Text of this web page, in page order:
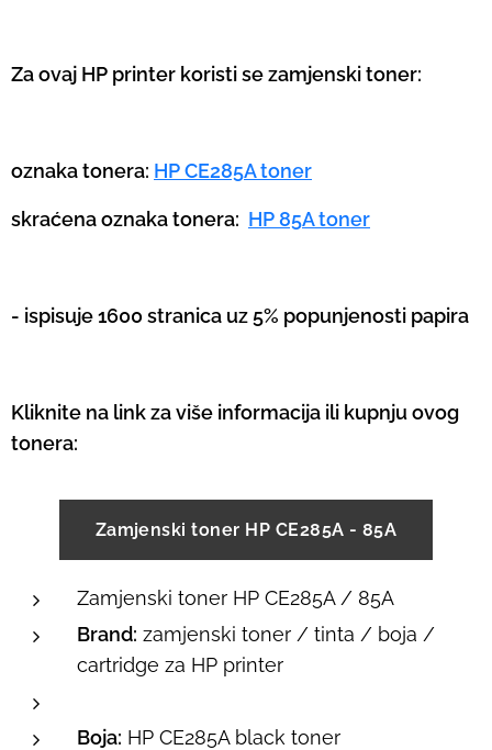
Za ovaj HP printer koristi se zamjenski toner:
oznaka tonera: HP CE285A toner
skraćena oznaka tonera: HP 85A toner
- ispisuje 1600 stranica uz 5% popunjenosti papira
Kliknite na link za više informacija ili kupnju ovog
tonera:
Zamjenski toner HP CE285A - 85A
Zamjenski toner HP CE285A / 85A
Brand: zamjenski toner / tinta / boja /
cartridge za HP printer
Boja: HP CE285A black toner